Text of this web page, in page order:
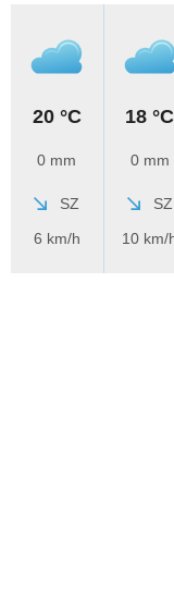
20 °C
0 mm
SZ
6 km/h
18 °C
0 mm
SZ
10 km/